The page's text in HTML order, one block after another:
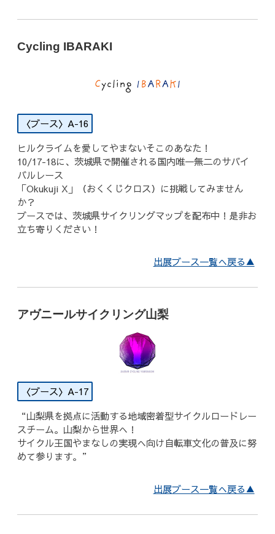
Cycling IBARAKI
A-16
ヒルクライムを愛してやまないそこのあなた！
10/17-18に、茨城県で開催される国内唯一無二のサバイ
バルレース
「Okukuji X」（おくくじクロス）に挑戦してみません
か？
ブースでは、茨城県サイクリングマップを配布中！是非お
立ち寄りください！
出展ブース一覧へ戻る▲
アヴニールサイクリング山梨
A-17
“山梨県を拠点に活動する地域密着型サイクルロードレー
スチーム。山梨から世界へ！
サイクル王国やまなしの実現へ向け自転車文化の普及に努
めて参ります。”
出展ブース一覧へ戻る▲